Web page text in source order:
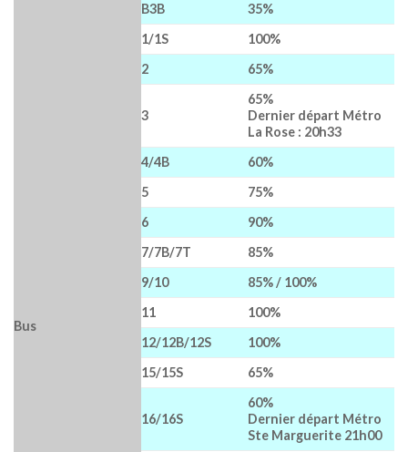
Bus
B3B
35%
1/1S
100%
2
65%
3
65%
Dernier départ Métro
La Rose : 20h33
4/4B
60%
5
75%
6
90%
7/7B/7T
85%
9/10
85% / 100%
11
100%
12/12B/12S
100%
15/15S
65%
16/16S
60%
Dernier départ Métro
Ste Marguerite 21h00